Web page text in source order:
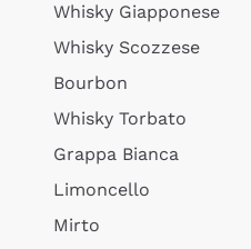
Whisky Giapponese
Whisky Scozzese
Bourbon
Whisky Torbato
Grappa Bianca
Limoncello
Mirto